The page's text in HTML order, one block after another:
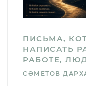
ПИСЬМА,
НАПИСАТЬ
РАБОТЕ,
СӘМЕТОВ